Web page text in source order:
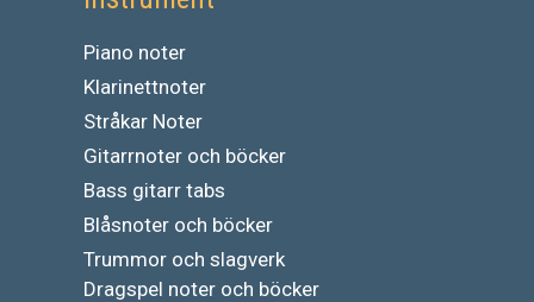
Piano noter
Klarinettnoter
Stråkar Noter
Gitarrnoter och böcker
Bass gitarr tabs
Blåsnoter och böcker
Trummor och slagverk
Dragspel noter och böcker